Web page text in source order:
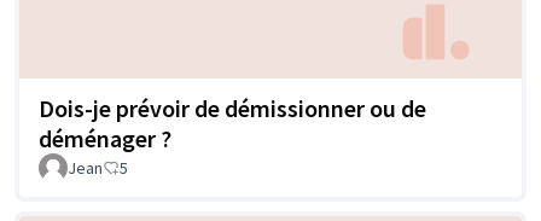
Dois-je prévoir de démissionner ou de
déménager ?
Jean 5